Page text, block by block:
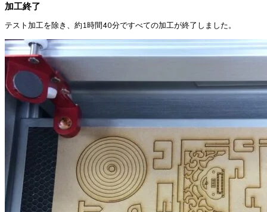
加工終了
テスト加工を除き、約1時間40分ですべての加工が終了しました。